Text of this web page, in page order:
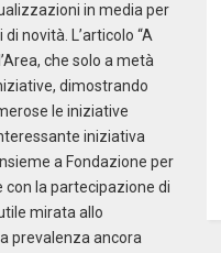
in media per
novità. L’articolo “A
che solo a metà
dimostrando
le iniziative
iniziativa
a Fondazione per
con la partecipazione di
mirata allo
prevalenza ancora